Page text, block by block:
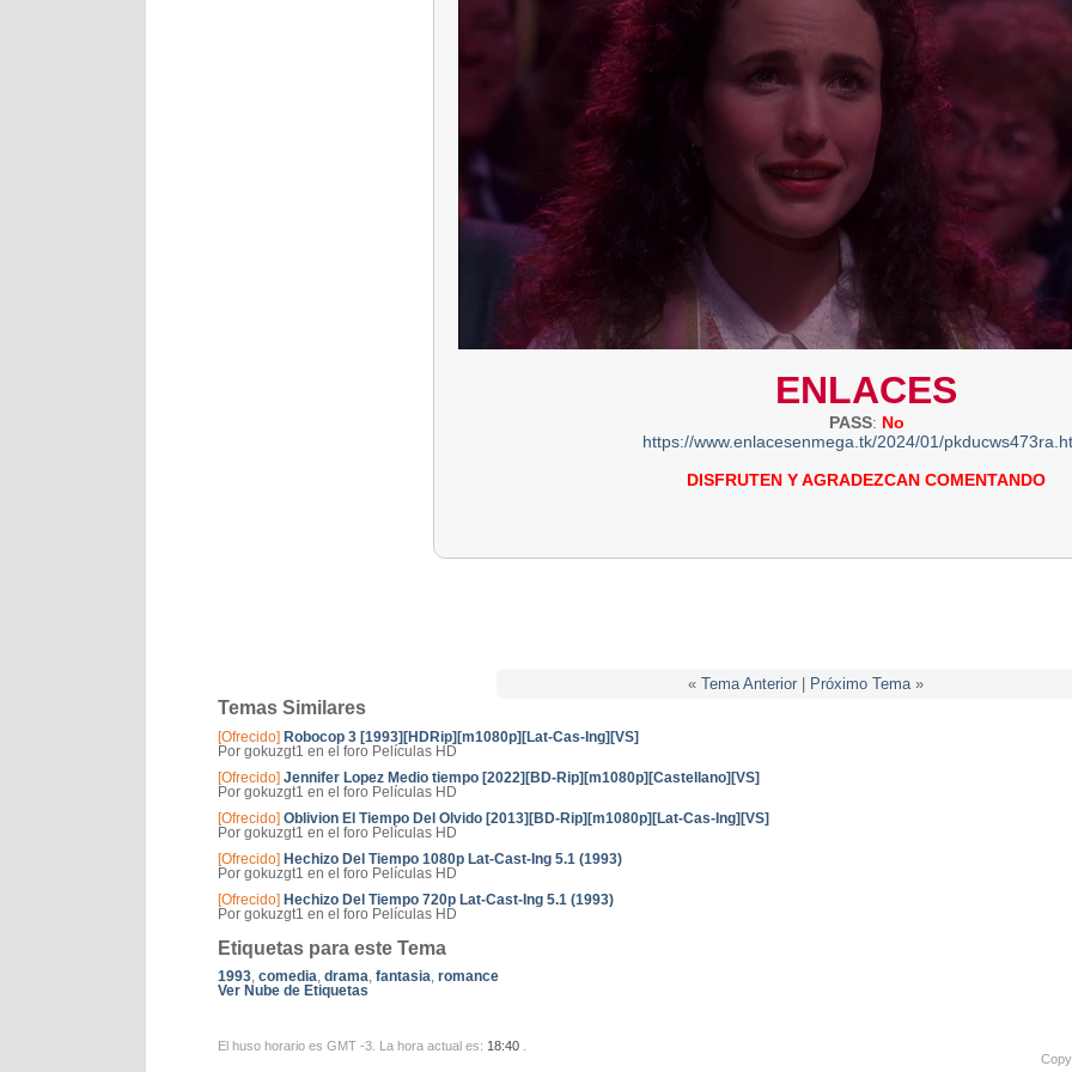
ENLACES
PASS: No
https://www.enlacesenmega.tk/2024/01/
DISFRUTEN Y AGRADEZCAN COMENTANDO
« Tema Anterior| Próximo Tema »
Temas Similares
[Ofrecido] Robocop 3 [1993][HDRip][m1080p][Lat-Cas-Ing][VS]
Por gokuzgt1 en el foro Películas HD
[Ofrecido] Jennifer Lopez Medio tiempo [2022][BD-Rip][m1080p][Castellano][VS]
Por gokuzgt1 en el foro Películas HD
[Ofrecido] Oblivion El Tiempo Del Olvido [2013][BD-Rip][m1080p][Lat-Cas-Ing][VS]
Por gokuzgt1 en el foro Películas HD
[Ofrecido] Hechizo Del Tiempo 1080p Lat-Cast-Ing 5.1 (1993)
Por gokuzgt1 en el foro Películas HD
[Ofrecido] Hechizo Del Tiempo 720p Lat-Cast-Ing 5.1 (1993)
Por gokuzgt1 en el foro Películas HD
Etiquetas para este Tema
1993, comedia, drama, fantasia, romance
Ver Nube de Etiquetas
El huso horario es GMT -3. La hora actual es: 18:40